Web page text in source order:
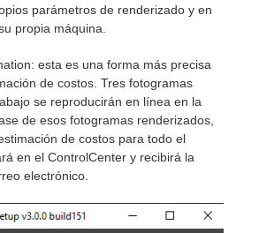
parámetros de renderizado y en
propia máquina.
esta es una forma más precisa
de costos. Tres fotogramas
se reproducirán en línea en la
de esos fotogramas renderizados,
de costos para todo el
en el ControlCenter y recibirá la
electrónico.